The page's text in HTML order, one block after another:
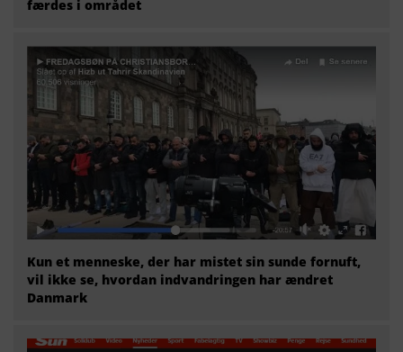
færdes i området
Kun et menneske, der har mistet sin sunde fornuft,
vil ikke se, hvordan indvandringen har ændret
Danmark